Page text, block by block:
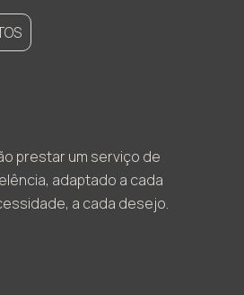
prestar um serviço de
adaptado a cada
a cada desejo.